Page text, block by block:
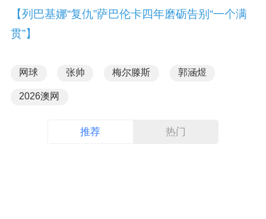
【列巴基娜“复仇”萨巴伦卡四年磨砺告别“一个满
贯”】
网球 张帅 梅尔滕斯 郭涵煜
2026澳网
推荐 热门